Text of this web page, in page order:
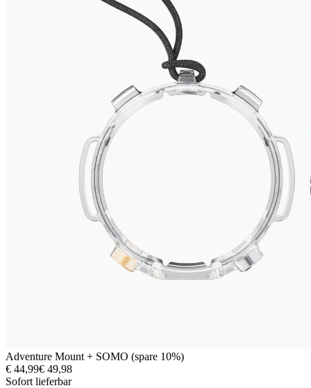
Adventure Mount + SOMO (spare 10%)
€ 44,99€ 49,98
Sofort lieferbar